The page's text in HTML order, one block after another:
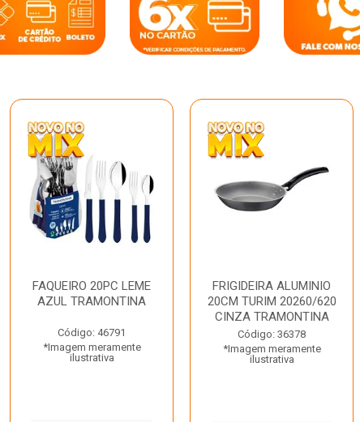
FAQUEIRO 20PC LEME
AZUL TRAMONTINA
Código: 46791
*Imagem meramente
ilustrativa
FRIGIDEIRA ALUMINIO
20CM TURIM 20260/620
CINZA TRAMONTINA
Código: 36378
*Imagem meramente
ilustrativa